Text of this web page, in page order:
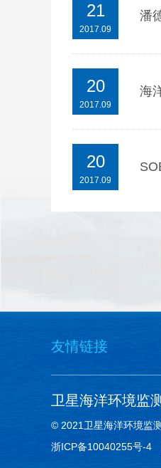
21
2017.09
潘
20
2017.09
海
20
2017.09
友情链接
卫星海洋环境监
© 2021卫星海洋环境监
浙ICP备10040255号-4